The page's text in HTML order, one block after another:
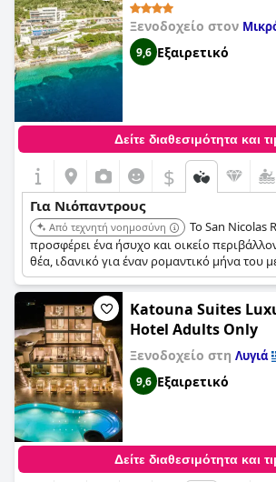
Ξενοδοχείο στον
9,6 Εξαιρετικό
Δείτε διαθεσιμότητα και
$
Για Νιόπαντρους
Από τεχνητή νοημοσύνη
Το San Nicolas
προσφέρει ένα ήσυχο και οικείο
θέα, ιδανικό για έναν ρομαντικό μήνα του
εξυπηρέτηση και η ποικιλία των ανέσεων
εξασφαλίζουν μια αξέχαστη διαμονή.
Katouna Suites
Hotel Adults Only
Ξενοδοχείο στη Λυγιά
9,6 Εξαιρετικό
Δείτε διαθεσιμότητα και